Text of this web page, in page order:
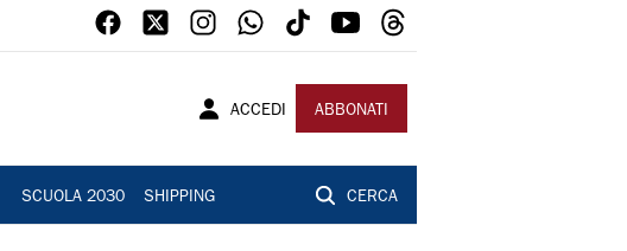
ACCEDI ABBONATI
SCUOLA 2030 SHIPPING CERCA